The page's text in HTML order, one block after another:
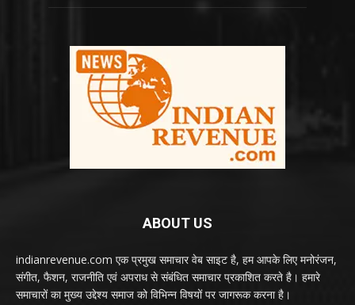
ABOUT US
indianrevenue.com एक प्रमुख समाचार वेब साइट है, हम आपके लिए मनोरंजन,
संगीत, फैशन, राजनीति एवं अपराध से संबंधित समाचार प्रकाशित करते है। हमारे
समाचारों का मुख्य उद्देश्य समाज को विभिन्न विषयों पर जागरूक करना है।